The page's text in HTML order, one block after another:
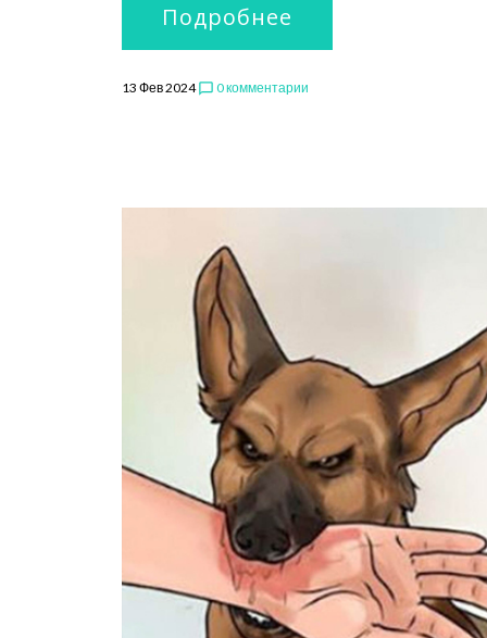
Подробнее
13 Фев 2024 chat_bubble_outline 0 комментарии